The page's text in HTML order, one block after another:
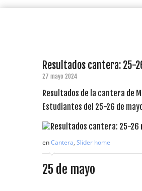
Resultados cantera: 25-
27 mayo 2024
Resultados de la cantera de
Estudiantes del 25-26 de
enCantera, Slider home
25 de mayo